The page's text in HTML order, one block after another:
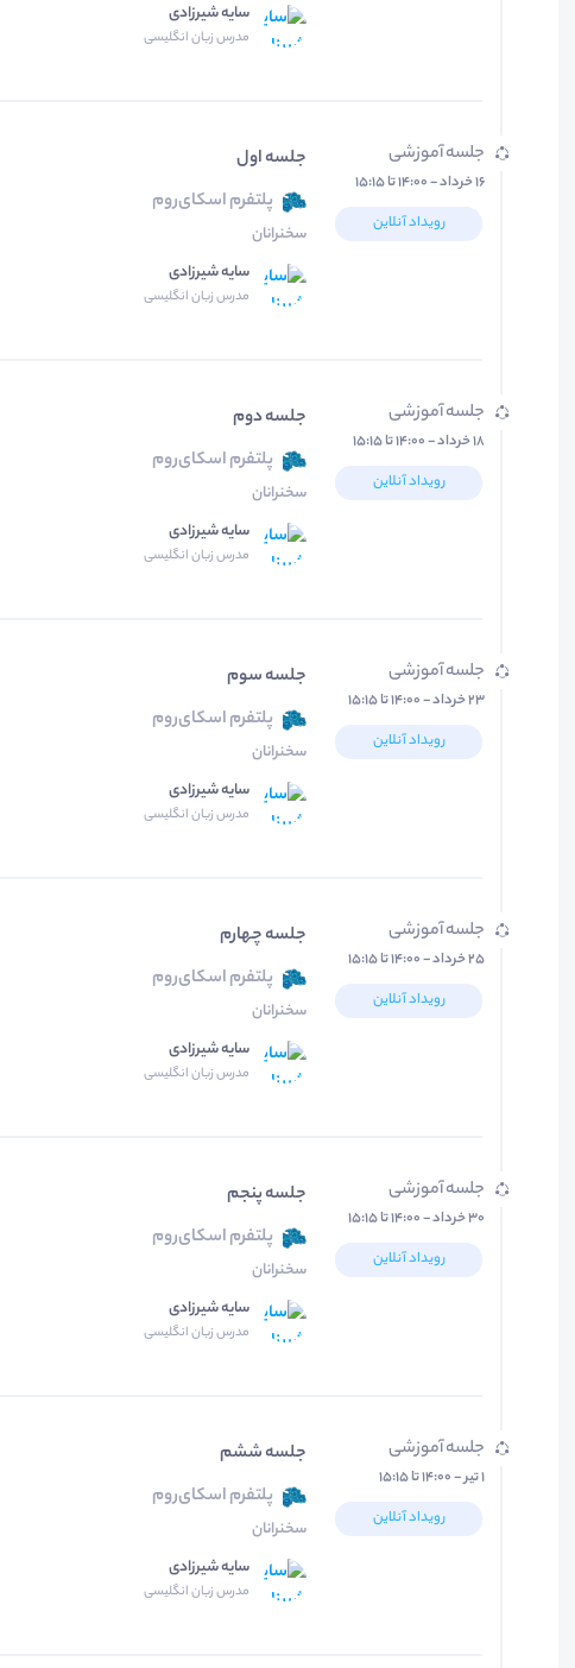
سایه شیرزادی
مدرس زبان انگلیسی
جلسه آموزشی
۱۶ خرداد - ۱۴:۰۰ تا ۱۵:۱۵
رویداد آنلاین
جلسه اول
پلتفرم اسکای‌روم
سخنرانان
سایه شیرزادی
مدرس زبان انگلیسی
جلسه آموزشی
۱۸ خرداد - ۱۴:۰۰ تا ۱۵:۱۵
رویداد آنلاین
جلسه دوم
پلتفرم اسکای‌روم
سخنرانان
سایه شیرزادی
مدرس زبان انگلیسی
جلسه آموزشی
۲۳ خرداد - ۱۴:۰۰ تا ۱۵:۱۵
رویداد آنلاین
جلسه سوم
پلتفرم اسکای‌روم
سخنرانان
سایه شیرزادی
مدرس زبان انگلیسی
جلسه آموزشی
۲۵ خرداد - ۱۴:۰۰ تا ۱۵:۱۵
رویداد آنلاین
جلسه چهارم
پلتفرم اسکای‌روم
سخنرانان
سایه شیرزادی
مدرس زبان انگلیسی
جلسه آموزشی
۳۰ خرداد - ۱۴:۰۰ تا ۱۵:۱۵
رویداد آنلاین
جلسه پنجم
پلتفرم اسکای‌روم
سخنرانان
سایه شیرزادی
مدرس زبان انگلیسی
جلسه آموزشی
۱ تیر - ۱۴:۰۰ تا ۱۵:۱۵
رویداد آنلاین
جلسه ششم
پلتفرم اسکای‌روم
سخنرانان
سایه شیرزادی
مدرس زبان انگلیسی